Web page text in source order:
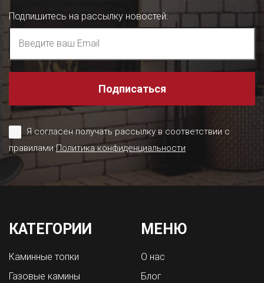
Подпишитесь на рассылку новостей:
Подписаться
Я согласен получать рассылку в соответствии с
правиламиПолитика конфиденциальности
КАТЕГОРИИ
Каминные топки
Газовые камины
МЕНЮ
О нас
Блог